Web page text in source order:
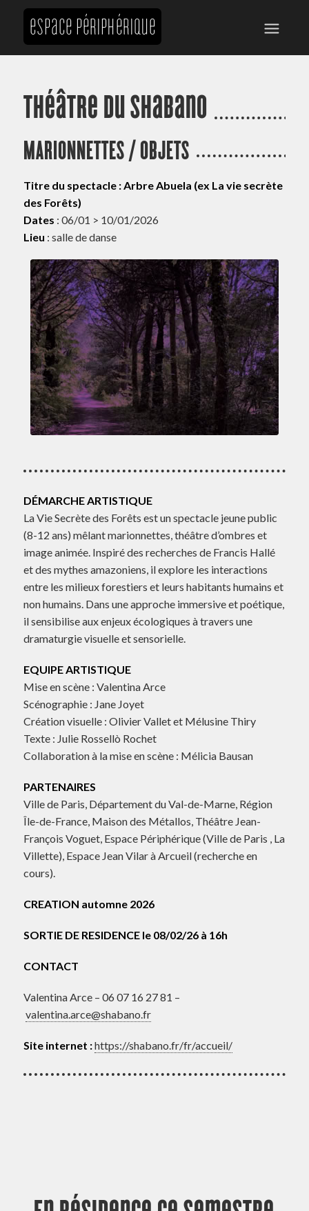
Théâtre du Shabano
MARIONNETTES / OBJETS
Titre du spectacle : Arbre Abuela (ex La vie secrète
des Forêts)
Dates : 06/01 > 10/01/2026
Lieu : salle de danse
DÉMARCHE ARTISTIQUE
La Vie Secrète des Forêts est un spectacle jeune public
(8-12 ans) mêlant marionnettes, théâtre d’ombres et
image animée. Inspiré des recherches de Francis Hallé
et des mythes amazoniens, il explore les interactions
entre les milieux forestiers et leurs habitants humains et
non humains. Dans une approche immersive et poétique,
il sensibilise aux enjeux écologiques à travers une
dramaturgie visuelle et sensorielle.
EQUIPE ARTISTIQUE
Mise en scène : Valentina Arce
Scénographie : Jane Joyet
Création visuelle : Olivier Vallet et Mélusine Thiry
Texte : Julie Rossellò Rochet
Collaboration à la mise en scène : Mélicia Bausan
PARTENAIRES
Ville de Paris, Département du Val-de-Marne, Région
Île-de-France, Maison des Métallos, Théâtre Jean-
François Voguet, Espace Périphérique (Ville de Paris , La
Villette), Espace Jean Vilar à Arcueil (recherche en
cours).
CREATION automne 2026
SORTIE DE RESIDENCE le 08/02/26 à 16h
CONTACT
Valentina Arce – 06 07 16 27 81 –
valentina.arce@shabano.fr
Site internet :https://shabano.fr/fr/accueil/